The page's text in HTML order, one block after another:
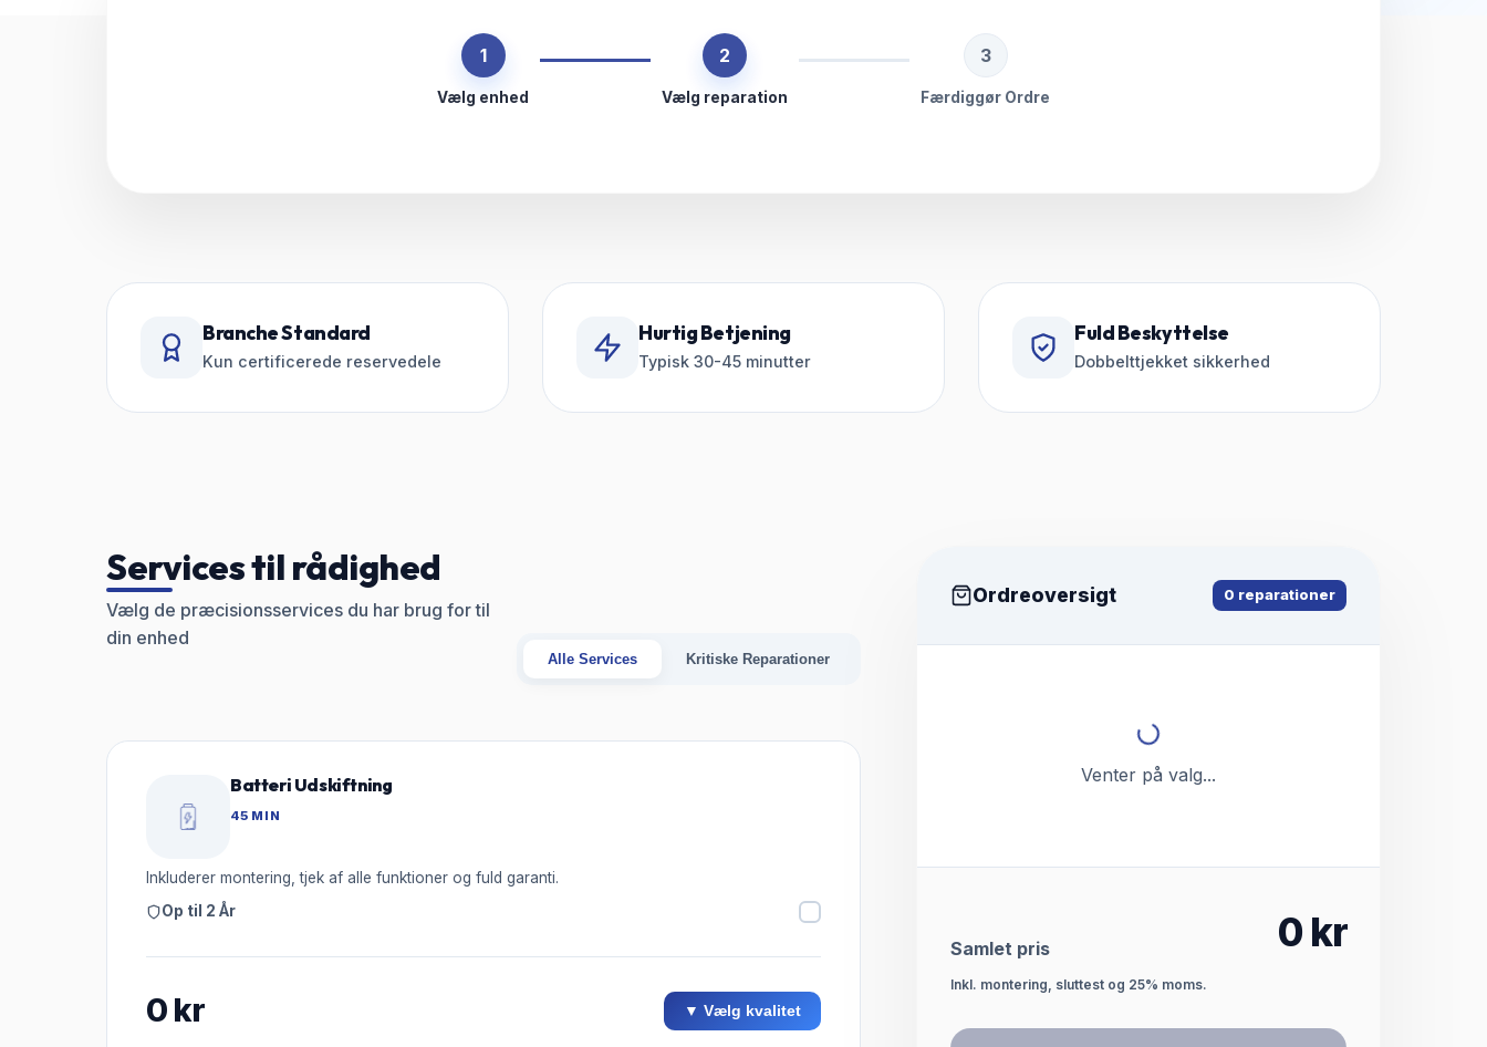
1
Vælg enhed
2
Vælg reparation
3
Færdiggør Ordre
Branche Standard
Kun certificerede reservedele
Hurtig Betjening
Typisk 30-45 minutter
Fuld Beskyttelse
Dobbelttjekket sikkerhed
Services til rådighed
Vælg de præcisionsservices du har brug for til
din enhed
Alle Services Kritiske Reparationer
Batteri Udskiftning
45 MIN
Inkluderer montering, tjek af alle funktioner og fuld garanti.
Op til 2 År
0 kr ▼ Vælg kvalitet
Ordreoversigt 0 reparationer
Venter på valg...
Samlet pris 0 kr
Inkl. montering, sluttest og 25% moms.